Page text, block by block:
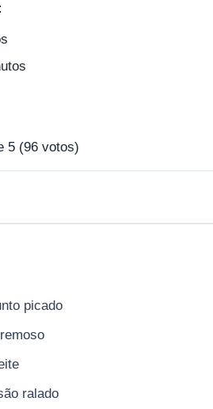
5 (96 votos)
picado
ralado